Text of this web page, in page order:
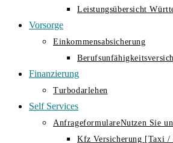
Leistungsübersicht
Vorsorge
Einkommensabsicherung
Finanzierung
Turbodarlehen
Self Services
AnfrageformulareNutzen Sie
Kfz Versicherung [Taxi /